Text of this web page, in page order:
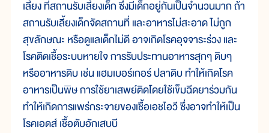
เลี้ยง ที่สถานรับเลี้ยงเด็ก ซึ่งมีเด็กอยู่กันเป็นจำนวนมาก ถ้า
สถานรับเลี้ยงเด็กจัดสถานที่ และอาหารไม่สะอาด ไม่ถูก
สุขลักษณะ หรือดูแลเด็กไม่ดี อาจเกิดโรคอุจจาระร่วง และ
โรคติดเชื้อระบบหายใจ การรับประทานอาหารสุกๆ ดิบๆ
หรืออาหารดิบ เช่น แฮมเบอร์เกอร์ ปลาดิบ ทำให้เกิดโรค
อาหารเป็นพิษ การใช้ยาเสพย์ติดโดยใช้เข็มฉีดยาร่วมกัน
ทำให้เกิดการแพร่กระจายของเชื้อเอชไอวี ซึ่งอาจทำให้เป็น
โรคเอดส์ เชื้อตับอักเสบบี